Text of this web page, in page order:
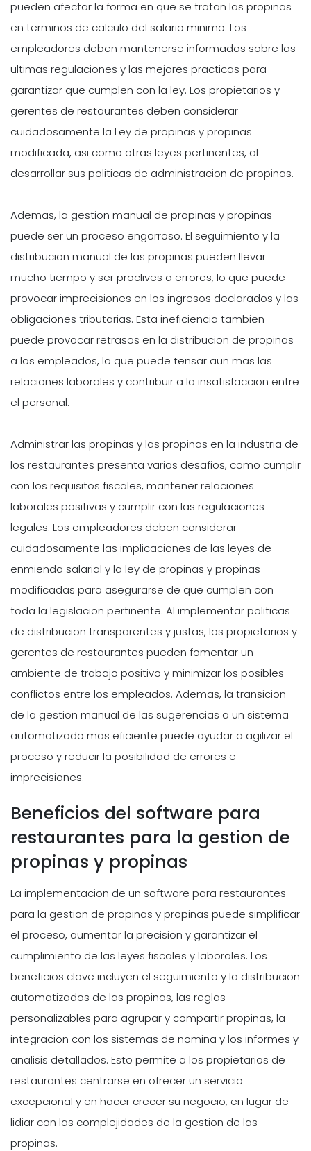
pueden afectar la forma en que se tratan las propinas
en terminos de calculo del salario minimo. Los
empleadores deben mantenerse informados sobre las
ultimas regulaciones y las mejores practicas para
garantizar que cumplen con la ley. Los propietarios y
gerentes de restaurantes deben considerar
cuidadosamente la Ley de propinas y propinas
modificada, asi como otras leyes pertinentes, al
desarrollar sus politicas de administracion de propinas.
Ademas, la gestion manual de propinas y propinas
puede ser un proceso engorroso. El seguimiento y la
distribucion manual de las propinas pueden llevar
mucho tiempo y ser proclives a errores, lo que puede
provocar imprecisiones en los ingresos declarados y las
obligaciones tributarias. Esta ineficiencia tambien
puede provocar retrasos en la distribucion de propinas
a los empleados, lo que puede tensar aun mas las
relaciones laborales y contribuir a la insatisfaccion entre
el personal.
Administrar las propinas y las propinas en la industria de
los restaurantes presenta varios desafios, como cumplir
con los requisitos fiscales, mantener relaciones
laborales positivas y cumplir con las regulaciones
legales. Los empleadores deben considerar
cuidadosamente las implicaciones de las leyes de
enmienda salarial y la ley de propinas y propinas
modificadas para asegurarse de que cumplen con
toda la legislacion pertinente. Al implementar politicas
de distribucion transparentes y justas, los propietarios y
gerentes de restaurantes pueden fomentar un
ambiente de trabajo positivo y minimizar los posibles
conflictos entre los empleados. Ademas, la transicion
de la gestion manual de las sugerencias a un sistema
automatizado mas eficiente puede ayudar a agilizar el
proceso y reducir la posibilidad de errores e
imprecisiones.
Beneficios del software para
restaurantes para la gestion de
propinas y propinas
La implementacion de un software para restaurantes
para la gestion de propinas y propinas puede simplificar
el proceso, aumentar la precision y garantizar el
cumplimiento de las leyes fiscales y laborales. Los
beneficios clave incluyen el seguimiento y la distribucion
automatizados de las propinas, las reglas
personalizables para agrupar y compartir propinas, la
integracion con los sistemas de nomina y los informes y
analisis detallados. Esto permite a los propietarios de
restaurantes centrarse en ofrecer un servicio
excepcional y en hacer crecer su negocio, en lugar de
lidiar con las complejidades de la gestion de las
propinas.